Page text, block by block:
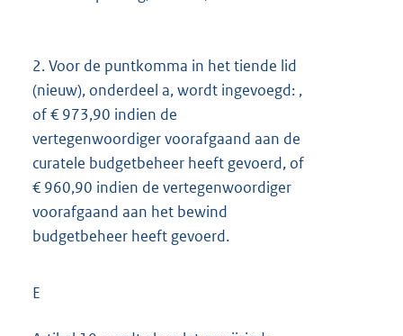
2.Voor de puntkomma in het tiende lid
(nieuw), onderdeel a, wordt ingevoegd: ,
of € 973,90 indien de
vertegenwoordiger voorafgaand aan de
curatele budgetbeheer heeft gevoerd, of
€ 960,90 indien de vertegenwoordiger
voorafgaand aan het bewind
budgetbeheer heeft gevoerd.
E